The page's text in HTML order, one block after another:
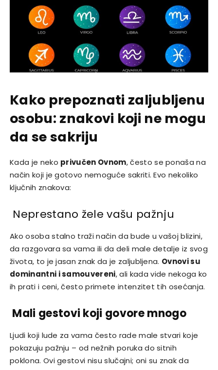
Kako prepoznati zaljubljenu
osobu: znakovi koji ne mogu
da se sakriju
Kada je neko privučen Ovnom, često se ponaša na
način koji je gotovo nemoguće sakriti. Evo nekoliko
ključnih znakova:
Neprestano žele vašu pažnju
Ako osoba stalno traži način da bude u vašoj blizini,
da razgovara sa vama ili da deli male detalje iz svog
života, to je jasan znak da je zaljubljena. Ovnovi su
dominantni i samouvereni, ali kada vide nekoga ko
ih prati i ceni, često primete intenzitet tih osećanja.
Mali gestovi koji govore mnogo
Ljudi koji lude za vama često rade male stvari koje
pokazuju pažnju – od nežnih poruka do sitnih
poklona. Ovi gestovi nisu slučajni; oni su znak da